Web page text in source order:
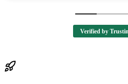
Verified by